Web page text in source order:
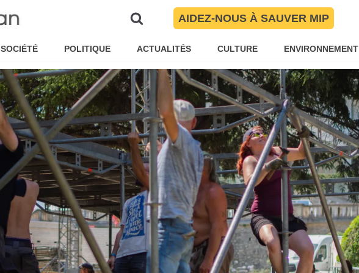
AIDEZ-NOUS À SAUVER MIP
SOCIÉTÉ POLITIQUE ACTUALITÉS CULTURE ENVIRONNEMENT
Pauline Garnier Société